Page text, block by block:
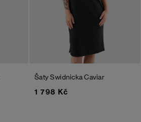
Šaty SwidnickaCaviar
1 798 Kč